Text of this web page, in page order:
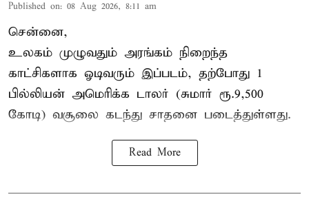
Published on: 08 Aug 2026, 8:11 am
சென்னை,
உலகம் முழுவதும் அரங்கம் நிறைந்த
காட்சிகளாக ஓடிவரும் இப்படம், தற்போது 1
பில்லியன் அமெரிக்க டாலர் (சுமார் ரூ.9,500
கோடி) வசூலை கடந்து சாதனை படைத்துள்ளது.
Read More